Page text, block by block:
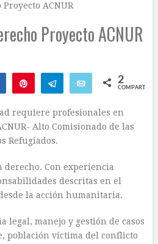
ACNUR
Proyecto ACNUR
Compartir Telegram Email 2
COMPARTIR
requiere profesionales en
Alto Comisionado de las
Refugiados.
Con experiencia
descritas en el
la acción humanitaria.
legal, manejo y gestión de casos
población víctima del conflicto